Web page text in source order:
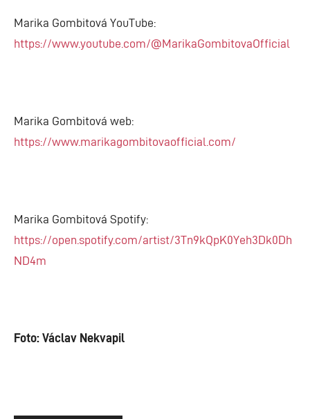
Marika Gombitová YouTube:
https://www.youtube.com/@MarikaGombitovaOfficial
Marika Gombitová web:
https://www.marikagombitovaofficial.com/
Marika Gombitová Spotify:
https://open.spotify.com/artist/3Tn9kQpK0Yeh3Dk0Dh
ND4m
Foto: Václav Nekvapil